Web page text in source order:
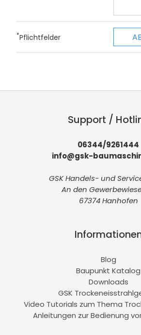
*Pflichtfelder
Support /
06344/9261444
info@gsk-
GSK Handels- und
An den
67374 Hanhofen
Blog
Baupunkt Katalog
Downloads
GSK
Video Tutorials zum Thema
Anleitungen zur Bedienung